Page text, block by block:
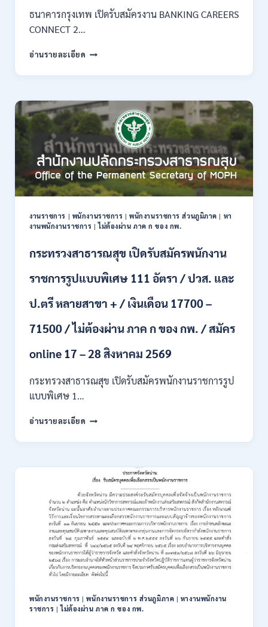
–
ธนาคารกรุงเทพ เปิดรับสมัครงาน BANKING CAREERS
CONNECT 2…
อ่านรายละเอียด ธนาคาร
เปิด
สมัคร
งาน
40
ตำแหน่ง
/
ปริญญา
ตรี
หลาย
ขึ้น
ไป
ยินดี
นักศึกษา
ใหม่
สมัคร
8
งานราชการ | พนักงานราชการ |พนักงานราชการ ส่วนภูมิภาค | หา
งานพนักงานราชการ |ไม่ต้องผ่าน ภาค ก ของ กพ.
กระทรวงสาธารณสุข เปิดรับสมัครพนักงาน
ราชการรูปแบบพิเศษ 111 อัตรา / ปวส. และ
ป.ตรี หลายสาขา + / เงินเดือน 17700 –
71500 / ไม่ต้องผ่าน ภาค ก ของ กพ. / สมัคร
online 17 – 28 สิงหาคม 2569
กระทรวงสาธารณสุข เปิดรับสมัครพนักงานราชการรูป
แบบพิเศษ 1…
อ่านรายละเอียด กระทรวง
เปิด
สมัคร
พนักงาน
ราชการ
รูป
แบบ
พิเศษ
111
อัตรา
/
ปวส.
ป.ตรี
หลาย
พนักงานราชการ |พนักงานราชการ ส่วนภูมิภาค | หางานพนักงาน
ราชการ |ไม่ต้องผ่าน ภาค ก ของ กพ.